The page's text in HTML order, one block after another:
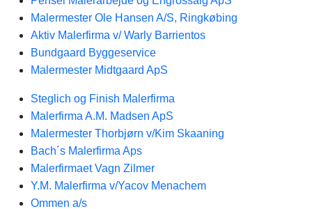
Malermester Ole Hansen A/S, Ringkøbing
Aktiv Malerfirma v/ Warly Barrientos
Bundgaard Byggeservice
Malermester Midtgaard ApS
Steglich og Finish Malerfirma
Malerfirma A.M. Madsen ApS
Malermester Thorbjørn v/Kim Skaaning
Bach´s Malerfirma Aps
Malerfirmaet Vagn Zilmer
Y.M. Malerfirma v/Yacov Menachem
Ommen a/s